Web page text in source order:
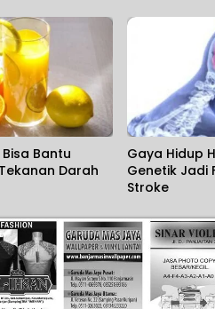
Kehamilan
Bantu
Darah
Gaya Hidup
Genetik Jadi
Stroke